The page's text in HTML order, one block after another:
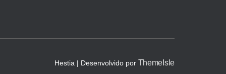
Hestia | Desenvolvido por ThemeIsle